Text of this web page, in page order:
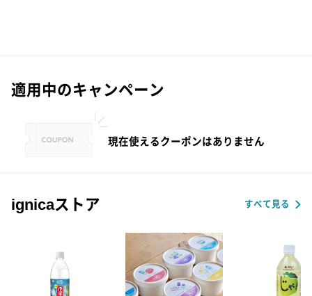
適用中のキャンペーン
現在使えるクーポンはありません
ignicaストア すべて見る